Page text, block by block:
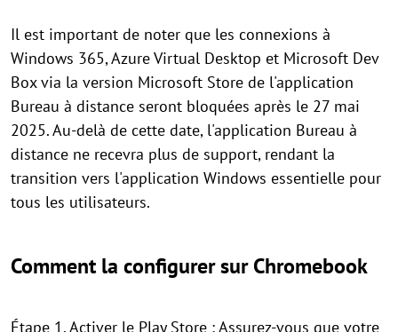
Il est important de noter que les connexions à
Windows 365, Azure Virtual Desktop et Microsoft Dev
Box via la version Microsoft Store de l'application
Bureau à distance seront bloquées après le 27 mai
2025. Au-delà de cette date, l'application Bureau à
distance ne recevra plus de support, rendant la
transition vers l'application Windows essentielle pour
tous les utilisateurs.
Comment la configurer sur Chromebook
Étape 1. Activer le Play Store : Assurez-vous que votre